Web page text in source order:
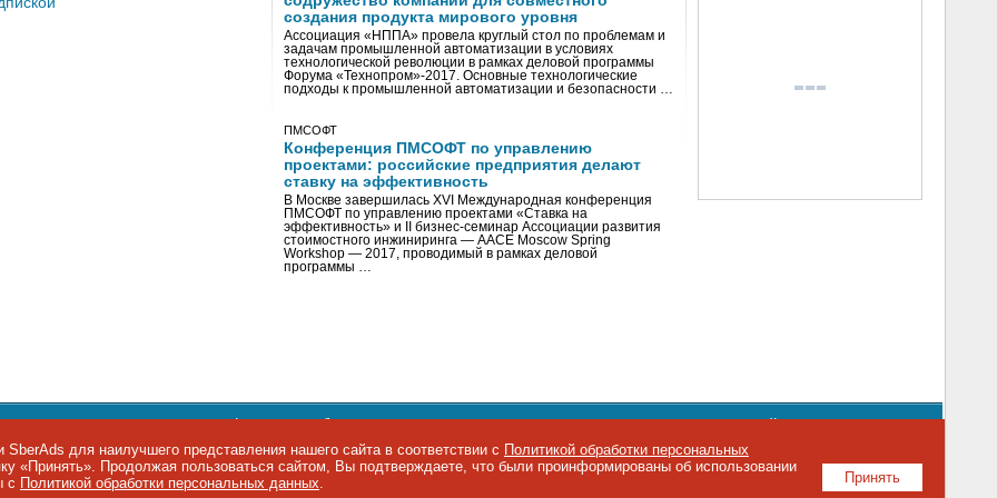
создания продукта мирового уровня
Ассоциация «НППА» провела круглый стол по проблемам и
задачам промышленной автоматизации в условиях
технологической революции в рамках деловой программы
Форума «Технопром»-2017. Основные технологические
подходы к промышленной автоматизации и безопасности …
ПМСОФТ
Конференция ПМСОФТ по управлению
проектами: российские предприятия делают
ставку на эффективность
В Москве завершилась XVI Международная конференция
ПМСОФТ по управлению проектами «Ставка на
эффективность» и II бизнес-семинар Ассоциации развития
стоимостного инжиниринга — AACE Moscow Spring
Workshop — 2017, проводимый в рамках деловой
программы …
персональных данных,информация об авторских правах и порядке использования материалов сайта
+7 495 974-22-60. Факс: +7 495 974-22-63. E-mail:
siteeditor@iemag.ru
IT-рынка Принять
для наилучшего представления нашего сайта в соответствии с Политикой обработки персональных
«Принять». Продолжая пользоваться сайтом, Вы подтверждаете, что были проинформированы об использовании
с Политикой обработки персональных данных.